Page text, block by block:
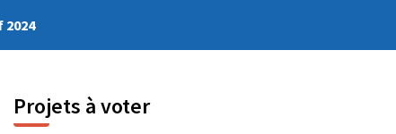
Projets à voter